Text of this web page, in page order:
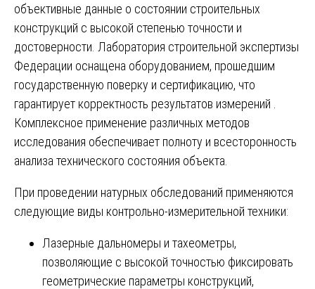
объективные данные о состоянии строительных
конструкций с высокой степенью точности и
достоверности. Лаборатория строительной экспертизы
Федерации оснащена оборудованием, прошедшим
государственную поверку и сертификацию, что
гарантирует корректность результатов измерений .
Комплексное применение различных методов
исследования обеспечивает полноту и всесторонность
анализа технического состояния объекта.
При проведении натурных обследований применяются
следующие виды контрольно-измерительной техники:
Лазерные дальномеры и тахеометры,
позволяющие с высокой точностью фиксировать
геометрические параметры конструкций,